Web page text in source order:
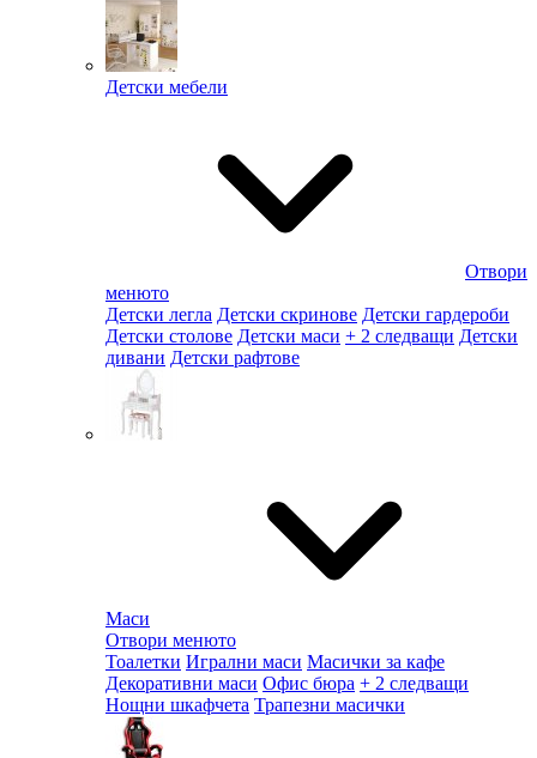
Детски мебели
Отвори
менюто
Детски легла Детски скринове Детски гардероби
Детски столове Детски маси + 2 следващи Детски
дивани Детски рафтове
Маси
Отвори менюто
Тоалетки Игрални маси Масички за кафе
Декоративни маси Офис бюра + 2 следващи
Нощни шкафчета Трапезни масички